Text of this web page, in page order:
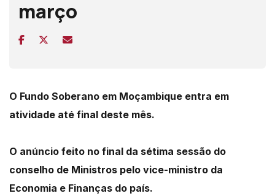
março
O Fundo Soberano em Moçambique entra em
atividade até final deste mês.
O anúncio feito no final da sétima sessão do
conselho de Ministros pelo vice-ministro da
Economia e Finanças do país.